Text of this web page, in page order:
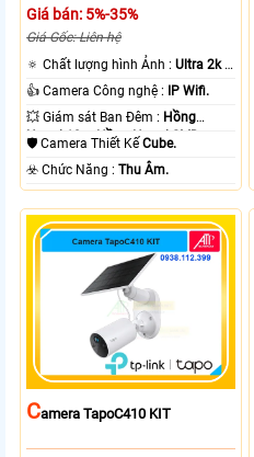
Giá bán: 5%-35%
Giá Gốc: Liên hệ
🔅 Chất lượng hình Ảnh :Ultra 2k +
.
👍 Camera Công nghệ :
IP Wifi.
💥 Giám sát Ban Đêm : Hồng
Ngoại 10m Hồng Ngoại SMD.
🛡 Camera Thiết KếCube.
️☣️ Chức Năng :Thu Âm.
CAmera TapoC410 KIT